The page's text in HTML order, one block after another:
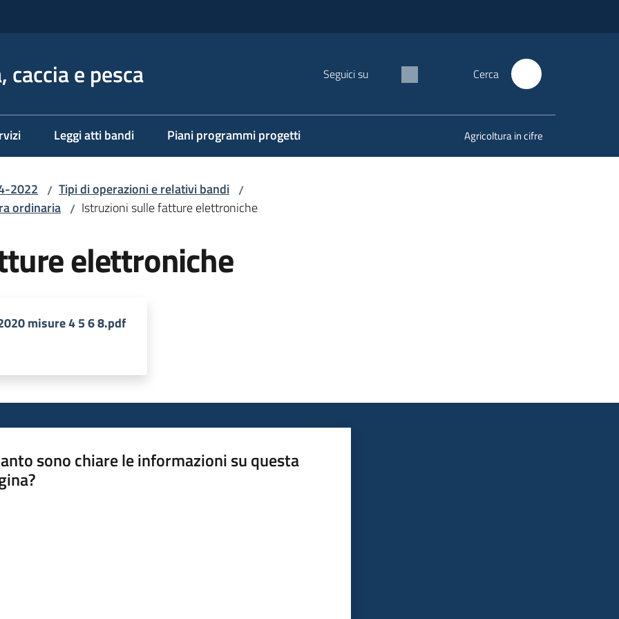
e pesca Seguici su Cerca
Leggi atti bandi Piani programmi progetti Agricoltura in cifre
2022 / Tipi di operazioni e relativi bandi /
ordinaria / Istruzioni sulle fatture elettroniche
elettroniche
misure 4 5 6 8.pdf
sono chiare le informazioni su questa